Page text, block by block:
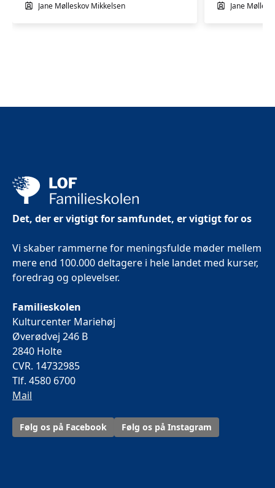
Jane Mølleskov Mikkelsen
Jane
Det, der er vigtigt for samfundet, er vigtigt for os
Vi skaber rammerne for meningsfulde møder mellem
mere end 100.000 deltagere i hele landet med kurser,
foredrag og oplevelser.
Familieskolen
Kulturcenter Mariehøj
Øverødvej 246 B
2840 Holte
CVR. 14732985
Tlf. 4580 6700
Mail
Følg os på Facebook Følg os på Instagram